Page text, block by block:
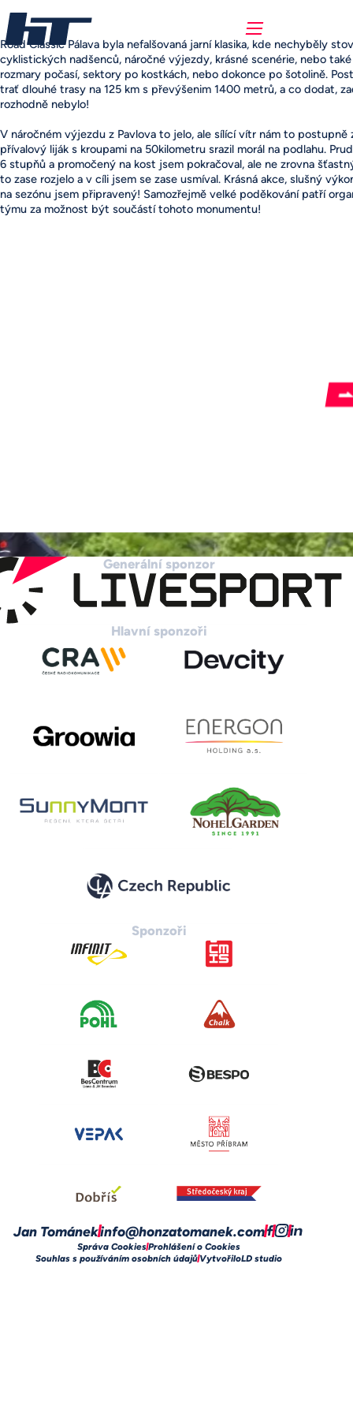
Road Classic Pálava byla nefalšovaná jarní klasika, kde nechyběly
cyklistických nadšenců, náročné výjezdy, krásné scenérie, nebo
rozmary počasí, sektory po kostkách, nebo dokonce po šotolině.
trať dlouhé trasy na 125 km s převýšenim 1400 metrů, a co dodat,
rozhodně nebylo!
V náročném výjezdu z Pavlova to jelo, ale sílící vítr nám to postupně
přívalový liják s kroupami na 50kilometru srazil morál na podlahu.
6 stupňů a promočený na kost jsem pokračoval, ale ne zrovna
to zase rozjelo a v cíli jsem se zase usmíval. Krásná akce, slušný
na sezónu jsem připravený! Samozřejmě velké poděkování patří
týmu za možnost být součástí tohoto monumentu!
Generální sponzor
Hlavní sponzoři
Sponzoři
Jan Tománekinfo@honzatomanek.com
Správa CookiesProhlášení o Cookies
Souhlas s používáním osobních údajůVytvořiloLD studio